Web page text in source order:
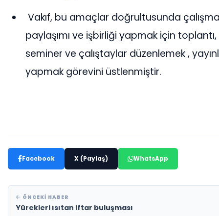
Vakıf, bu amaçlar doğrultusunda
paylaşımı ve işbirliği yapmak için toplantı,
seminer ve çalıştaylar düzenlemek ,
yapmak görevini üstlenmiştir.
Facebook X (Paylaş) WhatsApp
ÖNCEKI HABER
Yürekleri ısıtan iftar buluşması